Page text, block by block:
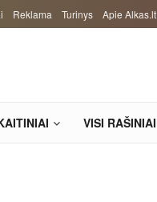
Reklama Turinys Apie Alkas.lt
VISI RAŠINIAI